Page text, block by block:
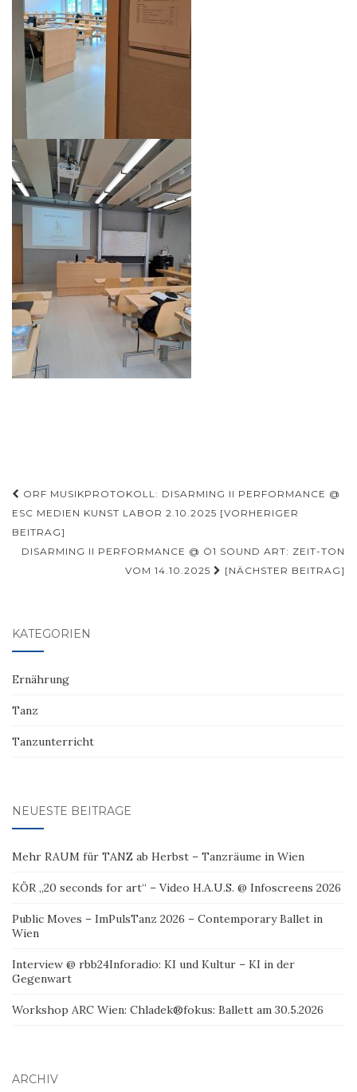
Beitragsnavigation
ORF MUSIKPROTOKOLL: DISARMING II PERFORMANCE @
ESC MEDIEN KUNST LABOR 2.10.2025 [VORHERIGER
BEITRAG]
DISARMING II PERFORMANCE @ Ö1 SOUND ART: ZEIT-TON
VOM 14.10.2025
[NÄCHSTER BEITRAG]
KATEGORIEN
Ernährung
Tanz
Tanzunterricht
NEUESTE BEITRÄGE
Mehr RAUM für TANZ ab Herbst – Tanzräume in Wien
KÖR „20 seconds for art“ – Video H.A.U.S. @ Infoscreens 2026
Public Moves – ImPulsTanz 2026 – Contemporary Ballet in
Wien
Interview @ rbb24Inforadio: KI und Kultur – KI in der
Gegenwart
Workshop ARC Wien: Chladek®fokus: Ballett am 30.5.2026
ARCHIV